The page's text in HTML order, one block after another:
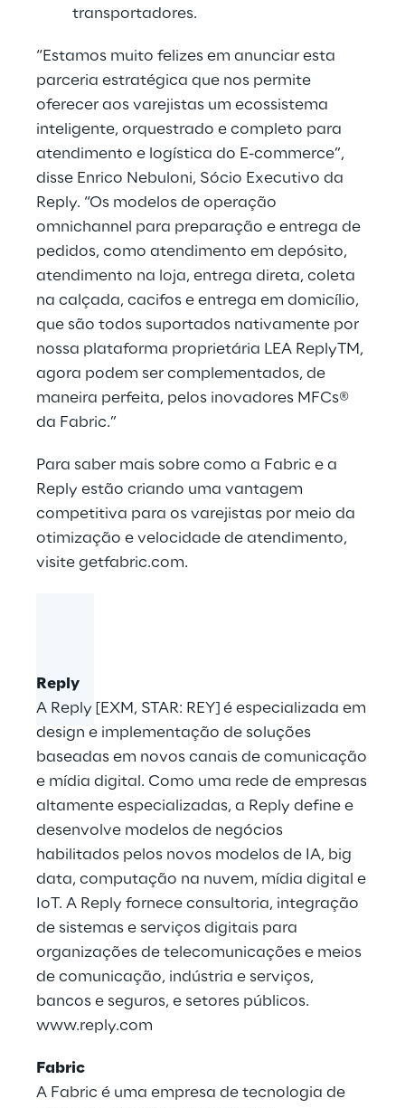
transportadores.
“Estamos muito felizes em anunciar esta
parceria estratégica que nos permite
oferecer aos varejistas um ecossistema
inteligente, orquestrado e completo para
atendimento e logística do E-commerce”,
disse Enrico Nebuloni, Sócio Executivo da
Reply. “Os modelos de operação
omnichannel para preparação e entrega de
pedidos, como atendimento em depósito,
atendimento na loja, entrega direta, coleta
na calçada, cacifos e entrega em domicílio,
que são todos suportados nativamente por
nossa plataforma proprietária LEA ReplyTM,
agora podem ser complementados, de
maneira perfeita, pelos inovadores MFCs®
da Fabric.”
Para saber mais sobre como a Fabric e a
Reply estão criando uma vantagem
competitiva para os varejistas por meio da
otimização e velocidade de atendimento,
visite getfabric.com.
Reply
A Reply [EXM, STAR: REY] é especializada em
design e implementação de soluções
baseadas em novos canais de comunicação
e mídia digital. Como uma rede de empresas
altamente especializadas, a Reply define e
desenvolve modelos de negócios
habilitados pelos novos modelos de IA, big
data, computação na nuvem, mídia digital e
IoT. A Reply fornece consultoria, integração
de sistemas e serviços digitais para
organizações de telecomunicações e meios
de comunicação, indústria e serviços,
bancos e seguros, e setores públicos.
www.reply.com
Fabric
A Fabric é uma empresa de tecnologia de